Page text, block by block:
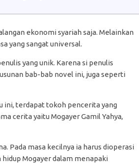
ekonomi syariah saja. Melainkan
yang sangat universal.
yang unik. Karena si penulis
bab-bab novel ini, juga seperti
ini, terdapat tokoh pencerita yang
cerita yaitu Mogayer Gamil Yahya,
Pada masa kecilnya ia harus dioperasi
Mogayer dalam menapaki